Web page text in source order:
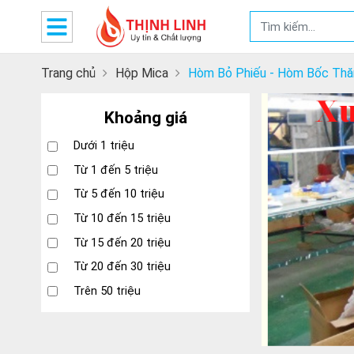
Trang chủ Hộp Mica Hòm Bỏ Phiếu - Hòm Bốc
Khoảng giá
Dưới 1 triệu
Từ 1 đến 5 triệu
Từ 5 đến 10 triệu
Từ 10 đến 15 triệu
Từ 15 đến 20 triệu
Từ 20 đến 30 triệu
Trên 50 triệu